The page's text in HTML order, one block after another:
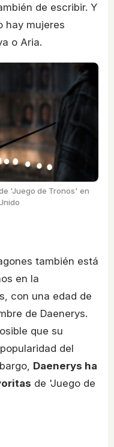
de escribir. Y
hay mujeres
o Aria.
'Juego de Tronos' en
también está
en la
con una edad de
de Daenerys.
que su
del
Daenerys ha
de 'Juego de